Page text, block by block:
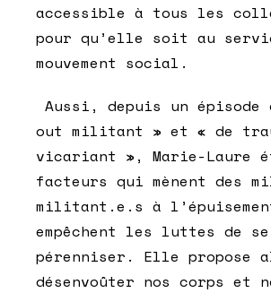
accessible à tous les
pour qu’elle soit au
mouvement social.
Aussi, depuis un épisode
out militant » et « de
vicariant », Marie-Laure
facteurs qui mènent des
militant.e.s à
empêchent les luttes de se
pérenniser. Elle propose
désenvoûter nos corps et